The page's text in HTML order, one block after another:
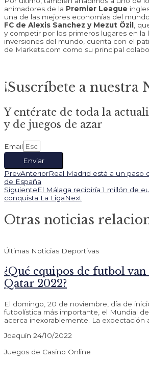
animadores de la Premier League
una de las mejores economías del
FC de Alexis Sanchez y Mezut Özil ,
y competir por los primeros lugares en la
inversiones del mundo, cuenta con el
de Markets.com como su principal
¡Suscríbete a nuestra
Y entérate de toda la
y de juegos de azar
Email
Enviar
PrevAnteriorReal Madrid está a un paso
de España
SiguienteEl Málaga recibiría 1 millón de
conquista La LigaNext
Otras noticias
Últimas Noticias Deportivas
¿Qué equipos de futbol
Qatar 2022?
El domingo, 20 de noviembre, día de
futbolística más importante, el Mundial
acerca inexorablemente. La expectación
Joaquín 24/10/2022
Juegos de Casino Online